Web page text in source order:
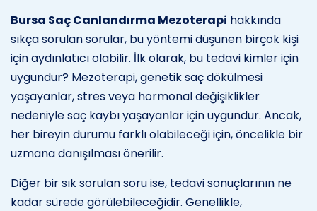
Bursa Saç Canlandırma Mezoterapi hakkında
sıkça sorulan sorular, bu yöntemi düşünen birçok kişi
için aydınlatıcı olabilir. İlk olarak, bu tedavi kimler için
uygundur? Mezoterapi, genetik saç dökülmesi
yaşayanlar, stres veya hormonal değişiklikler
nedeniyle saç kaybı yaşayanlar için uygundur. Ancak,
her bireyin durumu farklı olabileceği için, öncelikle bir
uzmana danışılması önerilir.
Diğer bir sık sorulan soru ise, tedavi sonuçlarının ne
kadar sürede görülebileceğidir. Genellikle,